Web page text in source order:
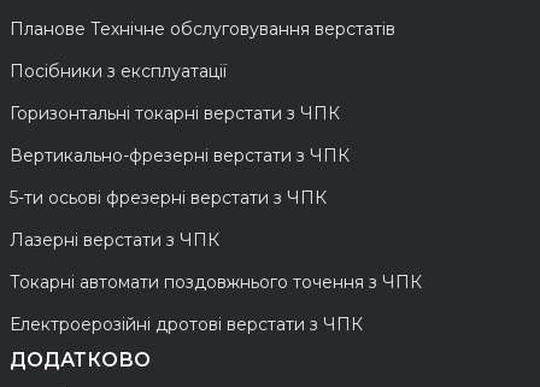
Планове Технічне обслуговування верстатів
Посібники з експлуатації
Горизонтальні токарні верстати з ЧПК
Вертикально-фрезерні верстати з ЧПК
5-ти осьові фрезерні верстати з ЧПК
Лазерні верстати з ЧПК
Токарні автомати поздовжнього точення з ЧПК
Електроерозійні дротові верстати з ЧПК
ДОДАТКОВО